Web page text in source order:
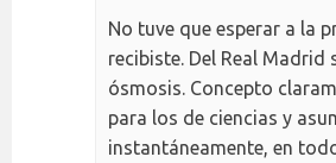
No tuve que esperar a la
recibiste. Del Real Madrid
ósmosis. Concepto
para los de ciencias y
instantáneamente, en